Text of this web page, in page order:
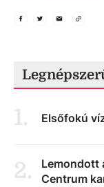
1. Elsőfokú
2.
Lemondott
Centrum